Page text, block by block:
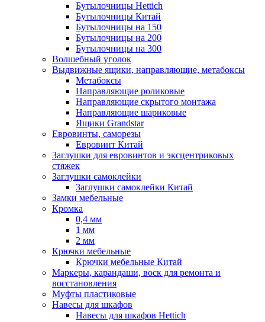
Бутылочницы Hettich
Бутылочницы Китай
Бутылочницы на 150
Бутылочницы на 200
Бутылочницы на 300
Волшебный уголок
Выдвижные ящики, направляющие, метабоксы
Метабоксы
Направляющие роликовые
Направляющие скрытого монтажа
Направляющие шариковые
Ящики Grandstar
Евровинты, саморезы
Евровинт Китай
Заглушки для евровинтов и эксцентриковых
стяжек
Заглушки самоклейки
Заглушки самоклейки Китай
Замки мебельные
Кромка
0,4 мм
1 мм
2 мм
Крючки мебельные
Крючки мебельные Китай
Маркеры, карандаши, воск для ремонта и
восстановления
Муфты пластиковые
Навесы для шкафов
Навесы для шкафов Hettich